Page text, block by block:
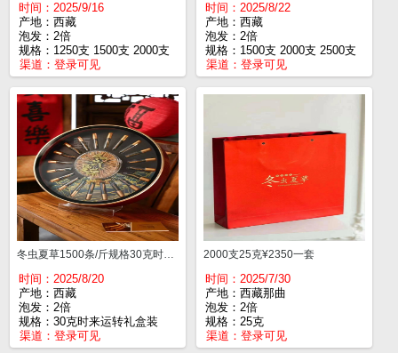
时间：2025/9/16
产地：西藏
泡发：2倍
规格：1250支 1500支 2000支
渠道： 登录可见
时间：2025/8/22
产地：西藏
泡发：2倍
规格：1500支 2000支 2500支
渠道：登录可见
冬虫夏草1500条/斤规格30克时来运转礼盒装 人生总是充满机遇， 也许你精心准备的一盒冬虫夏草礼盒， 就带来一次时来运转的机会！
时间：2025/8/20
产地：西藏
泡发：2倍
规格：30克时来运转礼盒装
渠道： 登录可见
2000支25克¥2350一套
时间：2025/7/30
产地：西藏那曲
泡发：2倍
规格：25克
渠道：登录可见